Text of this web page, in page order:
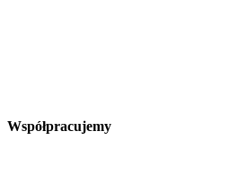
Współpracujemy